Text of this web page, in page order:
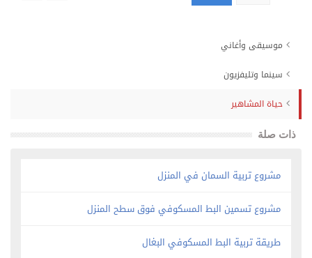
موسيقى وأغاني
سينما وتليفزيون
حياة المشاهير
ذات صلة
مشروع تربية السمان في المنزل
مشروع تسمين البط المسكوفي فوق سطح المنزل
طريقة تربية البط المسكوفي البغال